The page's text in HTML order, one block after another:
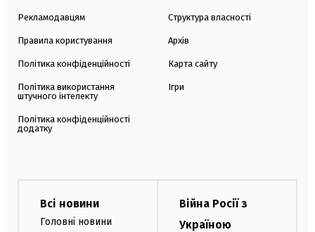
Рекламодавцям
Правила користування
Політика конфіденційності
Політика використання
штучного інтелекту
Політика конфіденційності
додатку
Структура власності
Архів
Карта сайту
Ігри
Всі новини
Головні новини
Війна Росії з
Україною